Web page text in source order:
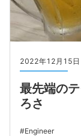
2022年12月15日
最先端の
ろさ
Engineer